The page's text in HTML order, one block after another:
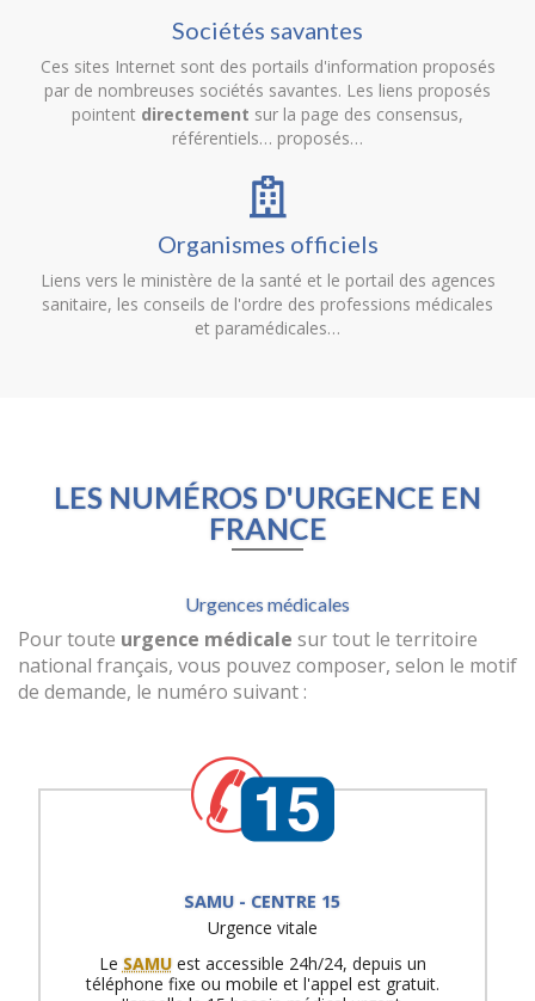
Sociétés savantes
Ces sites Internet sont des portails d'information proposés
par de nombreuses sociétés savantes. Les liens proposés
pointent directement sur la page des consensus,
référentiels… proposés…
Organismes officiels
Liens vers le ministère de la santé et le portail des agences
sanitaire, les conseils de l'ordre des professions médicales
et paramédicales…
LES NUMÉROS D'URGENCE EN
FRANCE
Urgences médicales
Pour toute urgence médicale sur tout le territoire
national français, vous pouvez composer, selon le motif
de demande, le numéro suivant :
SAMU - CENTRE 15
Urgence vitale
Le SAMUest accessible 24h/24, depuis un
téléphone fixe ou mobile et l'appel est gratuit.